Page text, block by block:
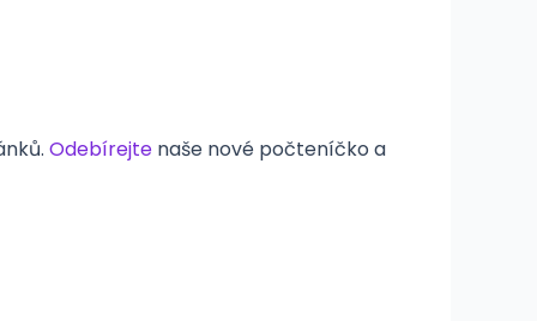
Odebírejte naše nové počteníčko a